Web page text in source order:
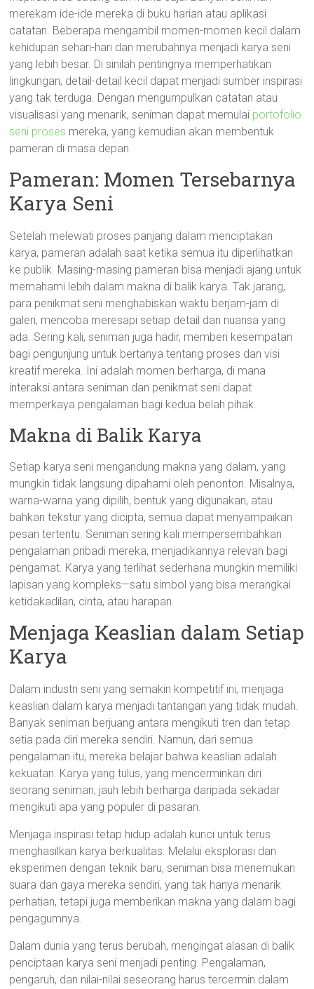
merekam ide-ide mereka di buku harian atau aplikasi
catatan. Beberapa mengambil momen-momen kecil dalam
kehidupan sehari-hari dan merubahnya menjadi karya seni
yang lebih besar. Di sinilah pentingnya memperhatikan
lingkungan; detail-detail kecil dapat menjadi sumber inspirasi
yang tak terduga. Dengan mengumpulkan catatan atau
visualisasi yang menarik, seniman dapat memulai portofolio
seni proses mereka, yang kemudian akan membentuk
pameran di masa depan.
Pameran: Momen Tersebarnya
Karya Seni
Setelah melewati proses panjang dalam menciptakan
karya, pameran adalah saat ketika semua itu diperlihatkan
ke publik. Masing-masing pameran bisa menjadi ajang untuk
memahami lebih dalam makna di balik karya. Tak jarang,
para penikmat seni menghabiskan waktu berjam-jam di
galeri, mencoba meresapi setiap detail dan nuansa yang
ada. Sering kali, seniman juga hadir, memberi kesempatan
bagi pengunjung untuk bertanya tentang proses dan visi
kreatif mereka. Ini adalah momen berharga, di mana
interaksi antara seniman dan penikmat seni dapat
memperkaya pengalaman bagi kedua belah pihak.
Makna di Balik Karya
Setiap karya seni mengandung makna yang dalam, yang
mungkin tidak langsung dipahami oleh penonton. Misalnya,
warna-warna yang dipilih, bentuk yang digunakan, atau
bahkan tekstur yang dicipta, semua dapat menyampaikan
pesan tertentu. Seniman sering kali mempersembahkan
pengalaman pribadi mereka, menjadikannya relevan bagi
pengamat. Karya yang terlihat sederhana mungkin memiliki
lapisan yang kompleks—satu simbol yang bisa merangkai
ketidakadilan, cinta, atau harapan.
Menjaga Keaslian dalam Setiap
Karya
Dalam industri seni yang semakin kompetitif ini, menjaga
keaslian dalam karya menjadi tantangan yang tidak mudah.
Banyak seniman berjuang antara mengikuti tren dan tetap
setia pada diri mereka sendiri. Namun, dari semua
pengalaman itu, mereka belajar bahwa keaslian adalah
kekuatan. Karya yang tulus, yang mencerminkan diri
seorang seniman, jauh lebih berharga daripada sekadar
mengikuti apa yang populer di pasaran.
Menjaga inspirasi tetap hidup adalah kunci untuk terus
menghasilkan karya berkualitas. Melalui eksplorasi dan
eksperimen dengan teknik baru, seniman bisa menemukan
suara dan gaya mereka sendiri, yang tak hanya menarik
perhatian, tetapi juga memberikan makna yang dalam bagi
pengagumnya.
Dalam dunia yang terus berubah, mengingat alasan di balik
penciptaan karya seni menjadi penting. Pengalaman,
pengaruh, dan nilai-nilai seseorang harus tercermin dalam